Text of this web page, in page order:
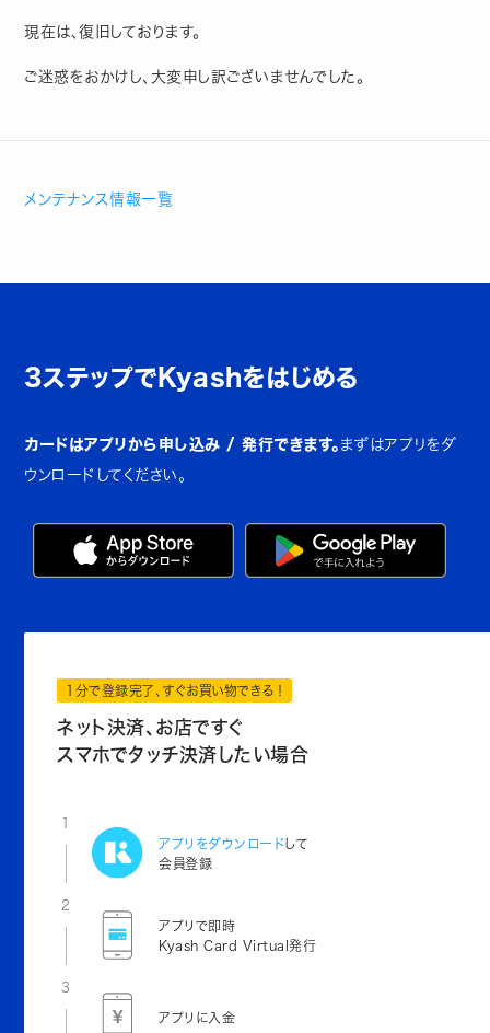
現在は、復旧しております。
ご迷惑をおかけし、大変申し訳ございませんでした。
メンテナンス情報一覧
3ステップでKyashをはじめる
カードはアプリから申し込み / 発行できます。 まずはアプリをダ
ウンロードしてください。
1分で登録完了、すぐお買い物できる！
ネット決済、お店ですぐ
スマホでタッチ決済したい場合
1
アプリをダウンロードして
会員登録
2
アプリで即時
Kyash Card Virtual発行
3
アプリに入金